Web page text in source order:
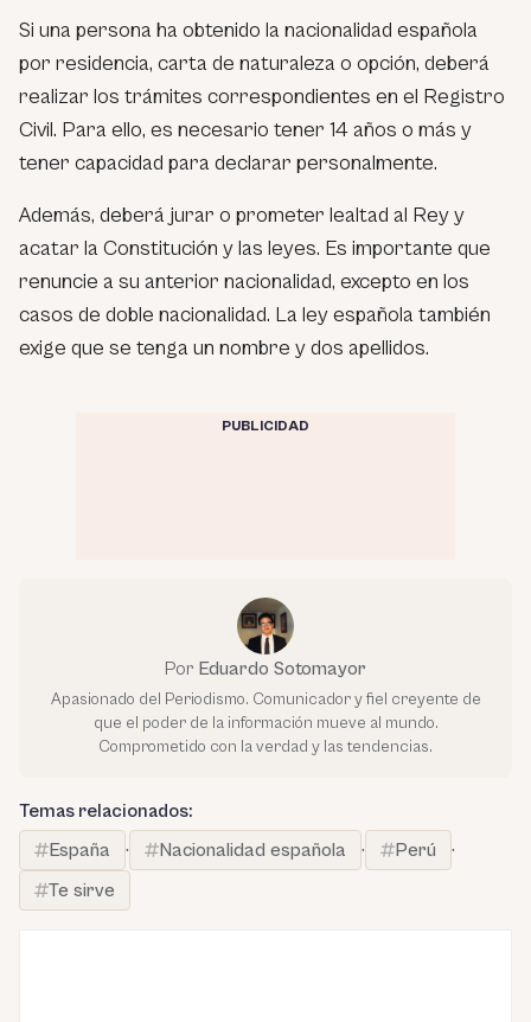
Si una persona ha obtenido la nacionalidad española
por residencia, carta de naturaleza o opción, deberá
realizar los trámites correspondientes en el Registro
Civil. Para ello, es necesario tener 14 años o más y
tener capacidad para declarar personalmente.
Además, deberá jurar o prometer lealtad al Rey y
acatar la Constitución y las leyes. Es importante que
renuncie a su anterior nacionalidad, excepto en los
casos de doble nacionalidad. La ley española también
exige que se tenga un nombre y dos apellidos.
PUBLICIDAD
Por Eduardo Sotomayor
Apasionado del Periodismo. Comunicador y fiel creyente de
que el poder de la información mueve al mundo.
Comprometido con la verdad y las tendencias.
Temas relacionados:
España
· Nacionalidad española · Perú
·
Te sirve